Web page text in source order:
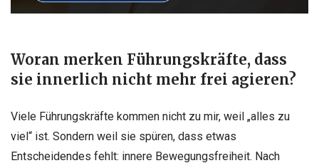
Woran merken Führungskräfte, dass
sie innerlich nicht mehr frei agieren?
Viele Führungskräfte kommen nicht zu mir, weil „alles zu
viel“ ist. Sondern weil sie spüren, dass etwas
Entscheidendes fehlt: innere Bewegungsfreiheit. Nach